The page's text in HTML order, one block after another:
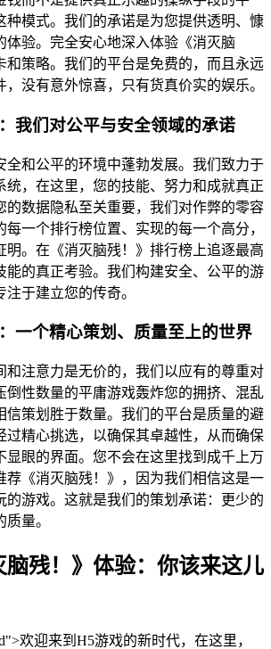
种模式。我们的承诺是为您提供透明、慷
体验。完全安心地深入体验《消灭脑
和策略。我们的平台是免费的，而且永远
没有意外惊喜，只有货真价实的娱乐。
我们对公平与安全领域的承诺
全和公平的环境中蓬勃发展。我们致力于
统，在这里，您的技能、努力和成就真正
的数据隐私至关重要，我们对作弊的零容
一个排行榜位置、实现的每一个高分，
明。在《消灭脑残！》排行榜上追逐最高
能的真正考验。我们构建安全、公平的游
于建立您的传奇。
一个精心策划、质量至上的世界
和注意力是无价的，我们以应有的尊重对
倒性数量的平庸游戏轰炸您的拥挤、混乱
信策划胜于数量。我们的平台是质量的避
过精心挑选，以确保其卓越性，从而确保
显眼的界面。您不会在这里找到成千上万
荐《消灭脑残！》，因为我们相信这是一
的游戏。这就是我们的策划承诺：更少的
量。
脑残！》体验：你该来这儿
欢迎来到H5游戏的新时代，在这里，